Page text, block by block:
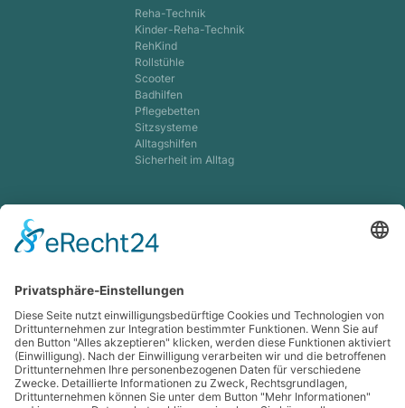
Reha-Technik
Kinder-Reha-Technik
RehKind
Rollstühle
Scooter
Badhilfen
Pflegebetten
Sitzsysteme
Alltagshilfen
Sicherheit im Alltag
Korsettversorgung
Kinderspezialschuhe
Sonderbau Sitzschalen
Lagerungsschienen
Kompression
Venentherapie